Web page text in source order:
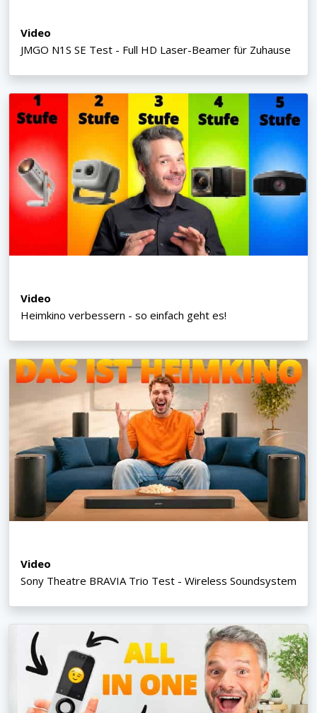
Video
JMGO N1S SE Test - Full HD Laser-Beamer für Zuhause
Video
Heimkino verbessern - so einfach geht es!
Video
Sony Theatre BRAVIA Trio Test - Wireless Soundsystem